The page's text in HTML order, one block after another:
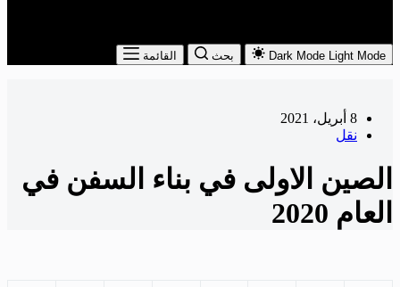
Dark Mode Light Mode بحث القائمة
8 أبريل، 2021
نقل
الصين الاولى في بناء السفن في
العام 2020